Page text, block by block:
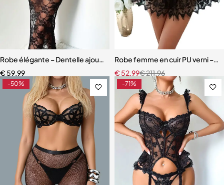
Robe élégante – Dentelle ajourée avec fente haute et effet
€ 59,99
Robe femme en cuir PU verni –
€211,96
€ 52,99
-50% -71%